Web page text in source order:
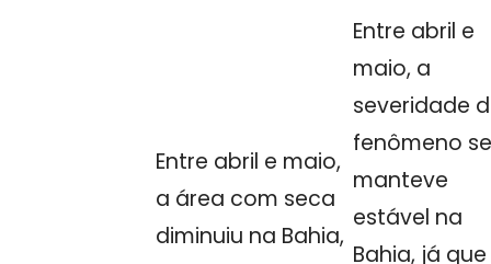
Entre abril e maio,
a área com seca
diminuiu na Bahia,
Entre abril e
maio, a
severidade
fenômeno se
manteve
estável na
Bahia, já